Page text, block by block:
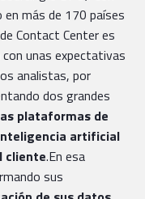
más de 170 países
Contact Center es
unas expectativas
analistas, por
dos grandes
plataformas de
artificial
cliente.En esa
sus